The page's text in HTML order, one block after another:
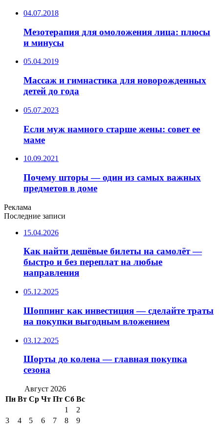
04.07.2018
Мезотерапия для омоложения лица: плюсы
и минусы
05.04.2019
Массаж и гимнастика для новорожденных
детей до года
05.07.2023
Если муж намного старше жены: совет ее
маме
10.09.2021
Почему шторы — один из самых важных
предметов в доме
Реклама
Последние записи
15.04.2026
Как найти дешёвые билеты на самолёт —
быстро и без переплат на любые
направления
05.12.2025
Шоппинг как инвестиция — сделайте траты
на покупки выгодным вложением
03.12.2025
Шорты до колена — главная покупка
сезона
Август 2026
Пн Вт Ср Чт Пт Сб Вс
1
2
3
4 5 6 7 8
9